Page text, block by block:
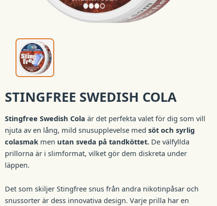
STINGFREE SWEDISH COLA
Stingfree Swedish Cola är det perfekta valet för dig som vill
njuta av en lång, mild snusupplevelse med söt och syrlig
colasmak men utan sveda på tandköttet. De välfyllda
prillorna är i slimformat, vilket gör dem diskreta under
läppen.
Det som skiljer Stingfree snus från andra nikotinpåsar och
snussorter är dess innovativa design. Varje prilla har en